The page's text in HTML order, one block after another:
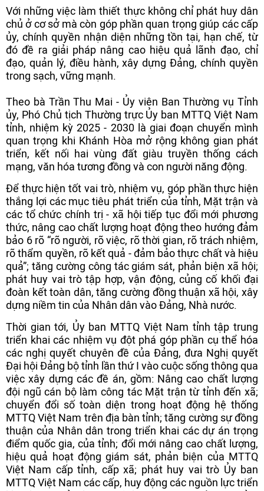
Với những việc làm thiết thực không chỉ phát huy dân
chủ ở cơ sở mà còn góp phần quan trọng giúp các cấp
ủy, chính quyền nhận diện những tồn tại, hạn chế, từ
đó đề ra giải pháp nâng cao hiệu quả lãnh đạo, chỉ
đạo, quản lý, điều hành, xây dựng Đảng, chính quyền
trong sạch, vững mạnh.
Theo bà Trần Thu Mai - Ủy viên Ban Thường vụ Tỉnh
ủy, Phó Chủ tịch Thường trực Ủy ban MTTQ Việt Nam
tỉnh, nhiệm kỳ 2025 - 2030 là giai đoạn chuyển mình
quan trọng khi Khánh Hòa mở rộng không gian phát
triển, kết nối hai vùng đất giàu truyền thống cách
mạng, văn hóa tương đồng và con người năng động.
Để thực hiện tốt vai trò, nhiệm vụ, góp phần thực hiện
thắng lợi các mục tiêu phát triển của tỉnh, Mặt trận và
các tổ chức chính trị - xã hội tiếp tục đổi mới phương
thức, nâng cao chất lượng hoạt động theo hướng đảm
bảo 6 rõ “rõ người, rõ việc, rõ thời gian, rõ trách nhiệm,
rõ thẩm quyền, rõ kết quả - đảm bảo thực chất và hiệu
quả”; tăng cường công tác giám sát, phản biện xã hội;
phát huy vai trò tập hợp, vận động, củng cố khối đại
đoàn kết toàn dân, tăng cường đồng thuận xã hội, xây
dựng niềm tin của Nhân dân vào Đảng, Nhà nước.
Thời gian tới, Ủy ban MTTQ Việt Nam tỉnh tập trung
triển khai các nhiệm vụ đột phá góp phần cụ thể hóa
các nghị quyết chuyên đề của Đảng, đưa Nghị quyết
Đại hội Đảng bộ tỉnh lần thứ I vào cuộc sống thông qua
việc xây dựng các đề án, gồm: Nâng cao chất lượng
đội ngũ cán bộ làm công tác Mặt trận từ tỉnh đến xã;
chuyển đổi số toàn diện trong hoạt động hệ thống
MTTQ Việt Nam trên địa bàn tỉnh; tăng cường sự đồng
thuận của Nhân dân trong triển khai các dự án trọng
điểm quốc gia, của tỉnh; đổi mới nâng cao chất lượng,
hiệu quả hoạt động giám sát, phản biện của MTTQ
Việt Nam cấp tỉnh, cấp xã; phát huy vai trò Ủy ban
MTTQ Việt Nam các cấp, huy động các nguồn lực triển